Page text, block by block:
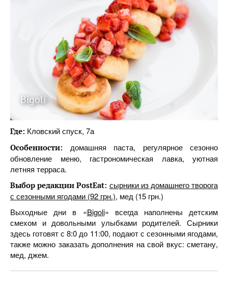
Bigoli
Где: Кловский спуск, 7а
Особенности: домашняя паста, регулярное сезонно
обновление меню, гастрономическая лавка, уютная
летняя терраса.
Выбор редакции PostEat: сырники из домашнего творога
с сезонными ягодами (92 грн.), мед (15 грн.)
Выходные дни в «Bigoli» всегда наполнены детским
смехом и довольными улыбками родителей. Сырники
здесь готовят с 8:0 до 11:00, подают с сезонными ягодами,
также можно заказать дополнения на свой вкус: сметану,
мед, джем.